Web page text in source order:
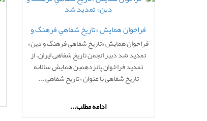
24
فراخوان همایش «تاریخ شفاهیِ فرهنگ و
دین» تمدید شد
فراخوان همایش «تاریخ شفاهیِ فرهنگ و دین»
تمدید شد دبیر انجمن تاریخ شفاهی ایران، از
تمدید فراخوان پانزدهمین همایش سالانه
تاریخ شفاهی با عنوان «تاریخ شفاهیِ ...
ادامه مطلب...